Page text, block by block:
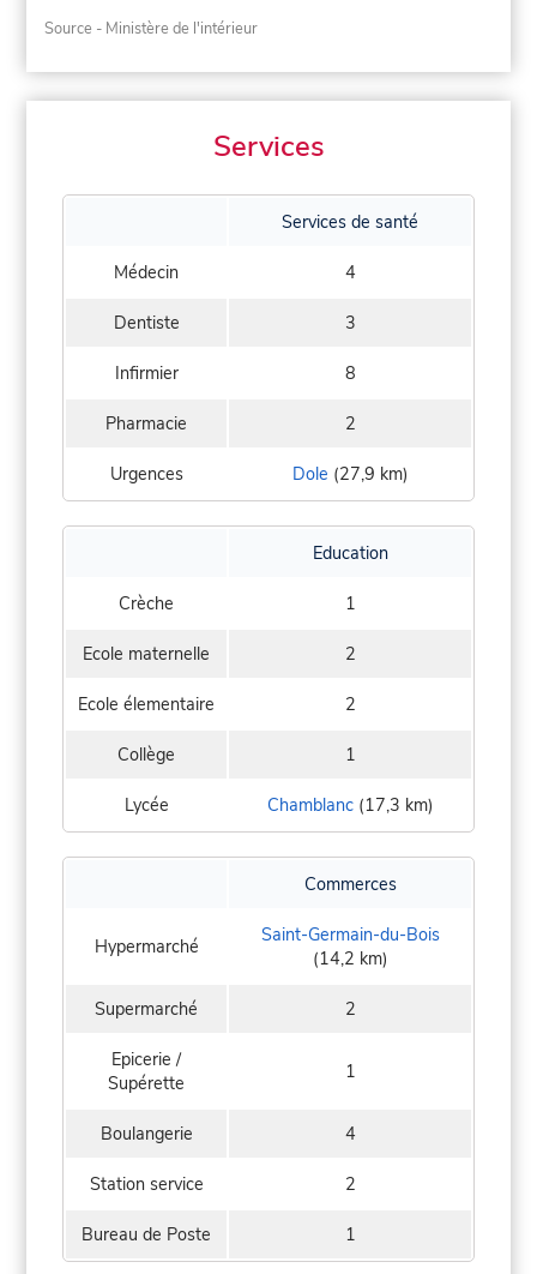
Source - Ministère de l'intérieur
Services
Services de santé
Médecin 4
Dentiste 3
Infirmier 8
Pharmacie 2
Urgences Dole (27,9 km)
Education
Crèche 1
Ecole maternelle 2
Ecole élementaire 2
Collège 1
Lycée Chamblanc(17,3 km)
Commerces
Hypermarché
Saint-Germain-du-Bois
(14,2 km)
Supermarché 2
Epicerie /
Supérette
1
Boulangerie 4
Station service 2
Bureau de Poste 1